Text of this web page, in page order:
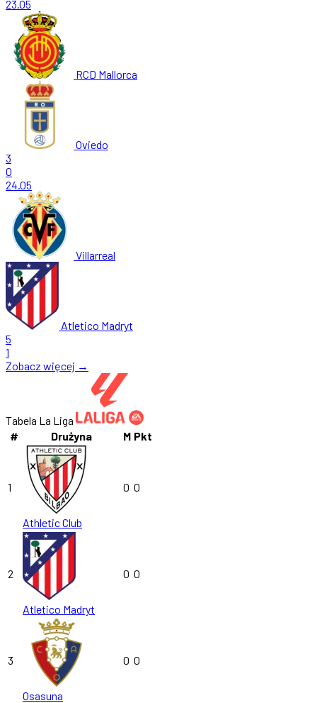
23.05
RCD Mallorca
Oviedo
3
0
24.05
Villarreal
Atletico Madryt
5
1
Zobacz więcej →
Tabela La Liga
#
Drużyna M Pkt
1
Athletic Club
0 0
2
Atletico Madryt
0 0
3
Osasuna
0 0